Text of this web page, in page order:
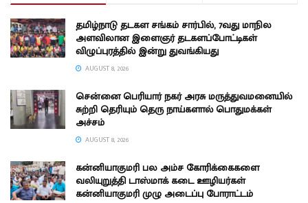
தமிழ்நாடு தடகள சங்கம் சார்பில், 7வது மாநில
அளவிலான இளைஞர் தடகளப்போட்டிகள்
விழுப்புரத்தில் இன்று துவங்கியது
AUGUST 8, 2026
சென்னை பெரியார் நகர் அரசு மருத்துவமனையில்
சுற்றி தெரியும் தெரு நாய்களால் பொதுமக்கள்
அச்சம்
AUGUST 8, 2026
கன்னியாகுமரி பல அம்ச கோரிக்கைகளை
வலியுறுத்தி டாஸ்மாக் கடை ஊழியர்கள்
கன்னியாகுமரி முழு அடைப்பு போராட்டம்